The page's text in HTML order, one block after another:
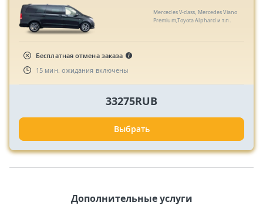
Mercedes V-class, Mercedes Viano
Premium,Toyota Alphard и т.п.
Бесплатная отмена заказа
15 мин. ожидания включены
33275RUB
Выбрать
Дополнительные услуги